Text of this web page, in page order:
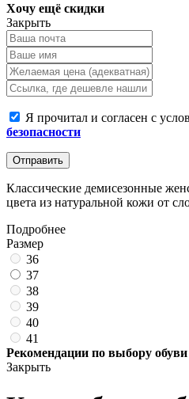
Хочу ещё скидки
Закрыть
Я прочитал и согласен с
безопасности
Отправить
Классические демисезонные
цвета из натуральной кожи от
Подробнее
Размер
36
37
38
39
40
41
Рекомендации по выбору обуви
Закрыть